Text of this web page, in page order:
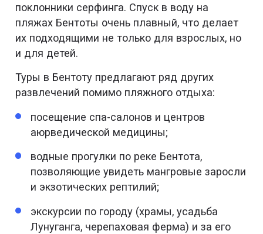
поклонники серфинга. Спуск в воду на
пляжах Бентоты очень плавный, что делает
их подходящими не только для взрослых, но
и для детей.
Туры в Бентоту предлагают ряд других
развлечений помимо пляжного отдыха:
посещение спа-салонов и центров
аюрведической медицины;
водные прогулки по реке Бентота,
позволяющие увидеть мангровые заросли
и экзотических рептилий;
экскурсии по городу (храмы, усадьба
Лунуганга, черепаховая ферма) и за его